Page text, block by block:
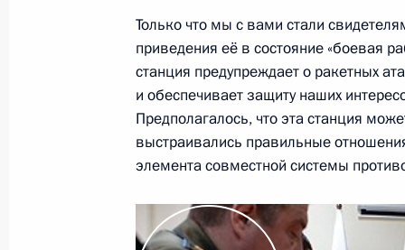
Расширенное заседание Госсовета
24 апреля 2012 года, 13:00 Москва, Кремль
23 марта 2012 года, пятница
Конференция Российского совета
23 марта 2012 года, 14:00 Москва
Только что мы с вами стали
приведения её в состояние «боевая
станция предупреждает о ракетных
и обеспечивает защиту наших
Предполагалось, что эта станция
выстраивались правильные
элемента совместной системы